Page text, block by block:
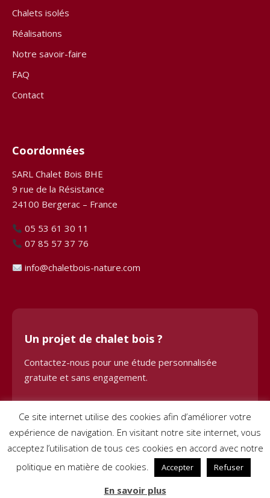
Chalets isolés
Réalisations
Notre savoir-faire
FAQ
Contact
Coordonnées
SARL Chalet Bois BHE
9 rue de la Résistance
24100 Bergerac – France
05 53 61 30 11
07 85 57 37 76
info@chaletbois-nature.com
Un projet de chalet bois ?
Contactez-nous pour une étude personnalisée
gratuite et sans engagement.
Demander une étude
© 2024 Chalet Bois BHE. Tous droits réservés. Site créé parPignon
Mentions légales–Conditions générales de vente
Ce site internet utilise des cookies afin d’améliorer votre
expérience de navigation. En visitant notre site internet, vous
acceptez l’utilisation de tous ces cookies en accord avec notre
politique en matière de cookies.
Accepter Refuser
En savoir plus